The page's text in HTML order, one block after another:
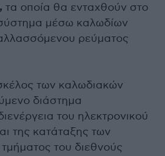
τα οποία θα ενταχθούν στο
μέσω καλωδίων
ρεύματος
των καλωδιακών
διάστημα
του ηλεκτρονικού
της κατάταξης των
του διεθνούς